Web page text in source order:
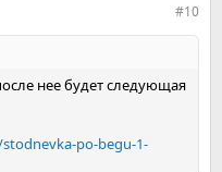
#10
нее будет следующая
po-begu-1-